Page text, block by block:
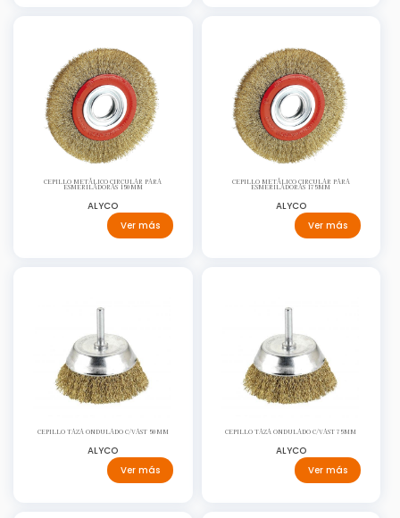
CEPILLO METÁLICO CIRCULAR PARA
ESMERILADORAS 150MM
ALYCO
Ver más
CEPILLO METÁLICO CIRCULAR PARA
ESMERILADORAS 175MM
ALYCO
Ver más
CEPILLO TAZA ONDULADO C/VAST 50MM
ALYCO
Ver más
CEPILLO TAZA ONDULADO C/VAST 75MM
ALYCO
Ver más